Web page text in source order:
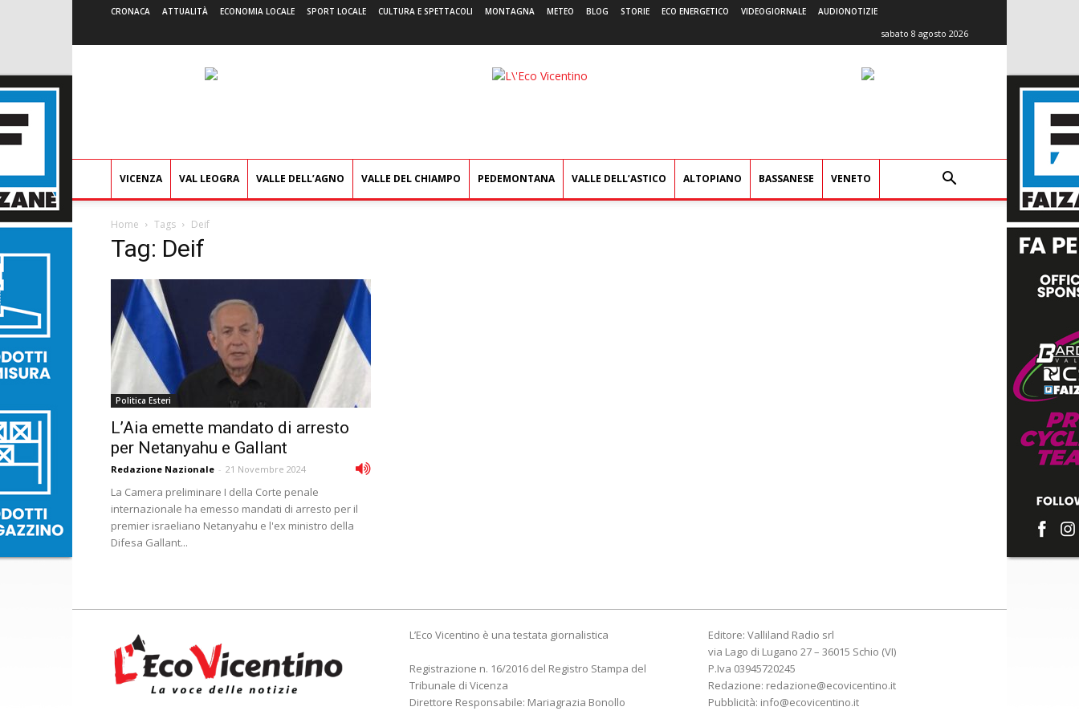
CRONACA ATTUALITÀ ECONOMIA LOCALE SPORT LOCALE CULTURA E SPETTACOLI MONTAGNA METEO BLOG STORIE ECO ENERGETICO VIDEOGIORNALE AUDIONOTIZIE
sabato 8 agosto 2026
L'Eco
VICENZA VAL LEOGRA VALLE DELL’AGNO VALLE DEL CHIAMPO PEDEMONTANA VALLE DELL’ASTICO ALTOPIANO BASSANESE VENETO
Home Tags Deif
Tag: Deif
Politica Esteri
L’Aia emette mandato di arresto
per Netanyahu e Gallant
Redazione Nazionale - 21 Novembre 2024
La Camera preliminare I della Corte penale
internazionale ha emesso mandati di arresto per il
premier israeliano Netanyahu e l'ex ministro della
Difesa Gallant...
L’Eco Vicentino è una testata giornalistica
Registrazione n. 16/2016 del Registro Stampa del
Tribunale di Vicenza
Direttore Responsabile: Mariagrazia Bonollo
Editore: Valliland Radio srl
via Lago di Lugano 27 – 36015 Schio (VI)
P.Iva 03945720245
Redazione: redazione@ecovicentino.it
Pubblicità: info@ecovicentino.it